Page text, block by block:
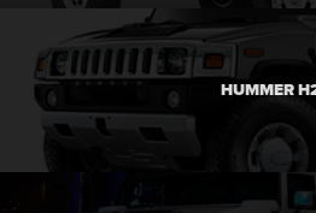
HUMMER